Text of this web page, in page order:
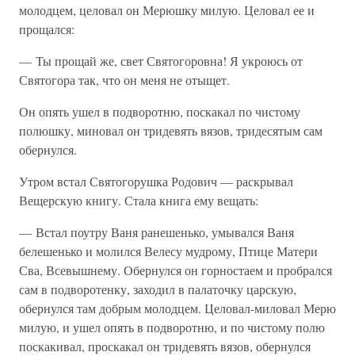
молодцем, целовал он Мерюшку милую. Целовал ее и
прощался:
— Ты прощай же, свет Святогоровна! Я укроюсь от
Святогора так, что он меня не отыщет.
Он опять ушел в подворотню, поскакал по чистому
полюшку, миновал он тридевять вязов, тридесятым сам
обернулся.
Утром встал Святогорушка Родович — раскрывал
Вещерскую книгу. Стала книга ему вещать:
— Встал поутру Ваня ранешенько, умывался Ваня
белешенько и молился Велесу мудрому, Птице Матери
Сва, Всевышнему. Обернулся он горностаем и пробрался
сам в подворотенку, заходил в палаточку царскую,
обернулся там добрым молодцем. Целовал-миловал Мерю
милую, и ушел опять в подворотню, и по чистому полю
поскакивал, проскакал он тридевять вязов, обернулся